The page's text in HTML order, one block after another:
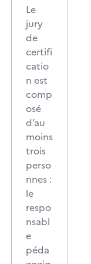
Le
jury
de
certifi
catio
n est
comp
osé
d’au
moins
trois
perso
nnes :
le
respo
nsabl
e
péda